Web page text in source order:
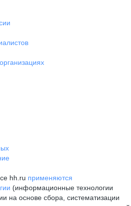
hh.ru применяются
(информационные технологии
на основе сбора, систематизации